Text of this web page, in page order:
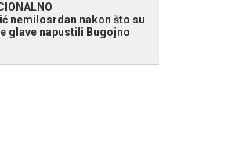
nemilosrdan nakon što su
glave napustili Bugojno